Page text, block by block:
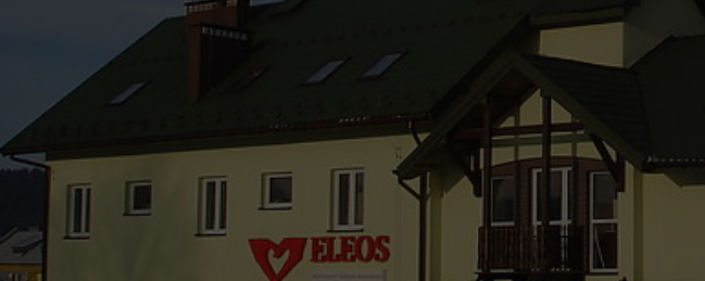
Struktura
Historia
Świadectwa
Polityki